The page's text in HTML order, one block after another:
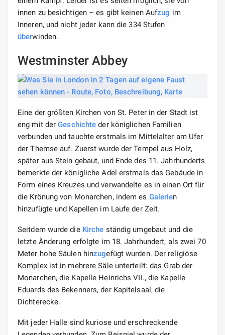
innen zu besichtigen – es gibt keinen Aufzug im
Inneren, und nicht jeder kann die 334 Stufen
überwinden.
Westminster Abbey
Eine der größten Kirchen von St. Peter in der Stadt ist
eng mit derGeschichte der königlichen Familien
verbunden und tauchte erstmals im Mittelalter am Ufer
der Themse auf. Zuerst wurde der Tempel aus Holz,
später aus Stein gebaut, und Ende des 11. Jahrhunderts
bemerkte der königliche Adel erstmals das Gebäude in
Form eines Kreuzes und verwandelte es in einen Ort für
die Krönung von Monarchen, indem es Galerien
hinzufügte und Kapellen im Laufe der Zeit.
Seitdem wurde die Kirche ständig umgebaut und die
letzte Änderung erfolgte im 18. Jahrhundert, als zwei 70
Meter hohe Säulen hinzugefügt wurden. Der religiöse
Komplex ist in mehrere Säle unterteilt: das Grab der
Monarchen, die Kapelle Heinrichs VII., die Kapelle
Eduards des Bekenners, der Kapitelsaal, die
Dichterecke.
Mit jeder Halle sind kuriose und erschreckende